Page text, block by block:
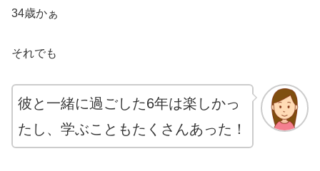
34歳かぁ
それでも
彼と一緒に過ごした6年は楽しかっ
たし、学ぶこともたくさんあった！